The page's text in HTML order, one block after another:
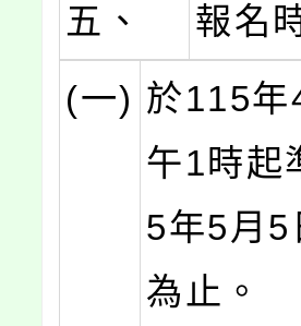
五、
報名
(一) 於115
午1時起
5年5月
為止。